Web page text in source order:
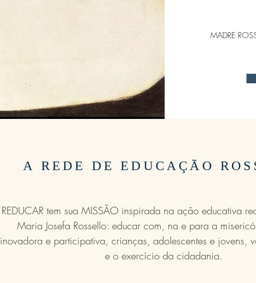
MADRE
A REDE DE EDUCAÇÃO
REDUCAR tem sua MISSÃO inspirada na ação educativa
Maria Josefa Rossello: educar com, na e para a
inovadora e participativa, crianças, adolescentes e jovens,
e o exercício da cidadania.